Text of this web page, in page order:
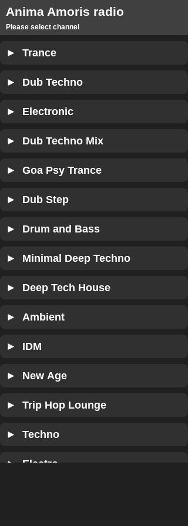
Anima Amoris radio
Please select channel
► Trance
► Dub Techno
► Electronic
► Dub Techno Mix
► Goa Psy Trance
► Dub Step
► Drum and Bass
► Minimal Deep Techno
► Deep Tech House
► Ambient
► IDM
► New Age
► Trip Hop Lounge
► Techno
► Electro